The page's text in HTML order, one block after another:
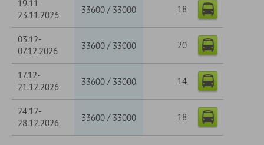
19.11-
23.11.2026
33600 / 33000 18
03.12-
07.12.2026
33600 / 33000 20
17.12-
21.12.2026
33600 / 33000 14
24.12-
28.12.2026
33600 / 33000 18